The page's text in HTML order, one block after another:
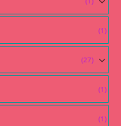
(1)
(27)
(1)
(1)